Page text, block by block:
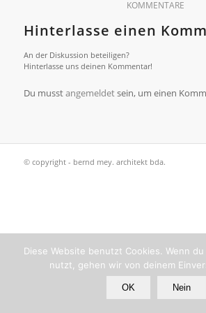
KOMMENTARE
Hinterlasse einen
An der Diskussion beteiligen?
Hinterlasse uns deinen Kommentar!
Du musstangemeldetsein, um einen
© copyright - bernd mey. architekt bda.
Diese Website benutzt Cookies. Wenn
nutzt, gehen wir von deinem
OK Nein